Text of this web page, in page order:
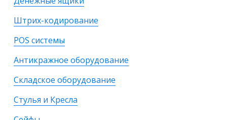
Штрих-кодирование
POS системы
Антикражное оборудование
Складское оборудование
Стулья и Кресла